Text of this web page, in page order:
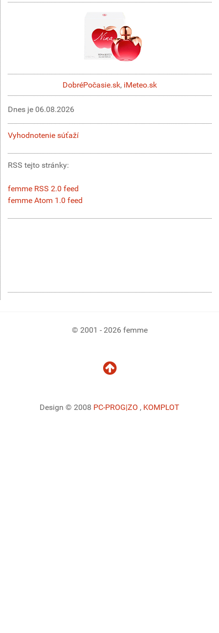
DobréPočasie.sk, iMeteo.sk
Dnes je 06.08.2026
Vyhodnotenie súťaží
RSS tejto stránky:
femme RSS 2.0 feed
femme Atom 1.0 feed
© 2001 - 2026 femme
Design © 2008 PC-PROG|ZO , KOMPLOT